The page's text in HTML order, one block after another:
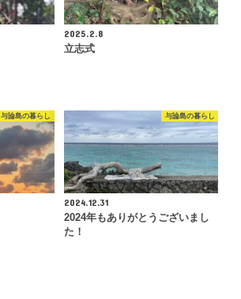
2025.2.8
立志式
与論島の暮らし 与論島の暮らし
2024.12.31
2024年もありがとうございまし
た！